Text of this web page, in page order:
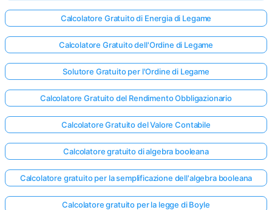
Calcolatore Gratuito di Energia di Legame
Calcolatore Gratuito dell'Ordine di Legame
Solutore Gratuito per l'Ordine di Legame
Calcolatore Gratuito del Rendimento Obbligazionario
Calcolatore Gratuito del Valore Contabile
Calcolatore gratuito di algebra booleana
Calcolatore gratuito per la semplificazione dell'algebra booleana
Calcolatore gratuito per la legge di Boyle